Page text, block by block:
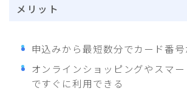
メリット
申込みから最短数分でカード番
オンラインショッピングやスマ
ですぐに利用できる